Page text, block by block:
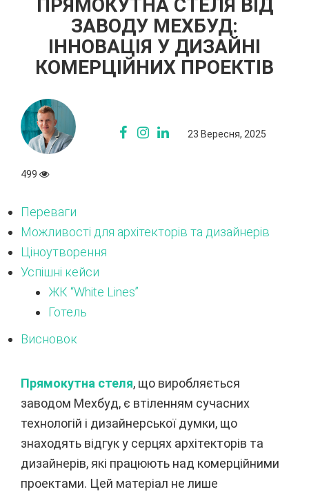
ПРЯМОКУТНА СТЕЛЯ ВІД
ЗАВОДУ МЕХБУД:
ІННОВАЦІЯ У ДИЗАЙНІ
КОМЕРЦІЙНИХ ПРОЕКТІВ
23 Вересня, 2025
499
Переваги
Можливості для архітекторів та дизайнерів
Ціноутворення
Успішні кейси
ЖК “White Lines”
Готель
Висновок
Прямокутна стеля, що виробляється
заводом Мехбуд, є втіленням сучасних
технологій і дизайнерської думки, що
знаходять відгук у серцях архітекторів та
дизайнерів, які працюють над комерційними
проектами. Цей матеріал не лише